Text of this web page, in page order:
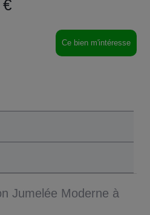
€
Ce bien m'intéresse
Jumelée Moderne à